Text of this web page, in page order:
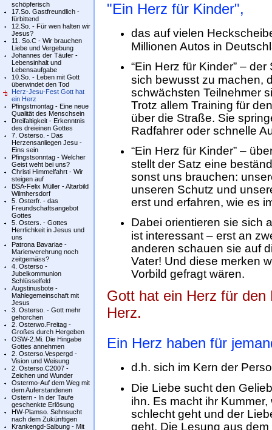
schöpferisch
17.So. Gastfreundlich -
fürbittend
12.So. - Für wen halten wir
Jesus?
11. So.C - Wir brauchen
Liebe und Vergebung
Johannes der Täufer -
Lebensinhalt und
Lebensaufgabe
10.So. - Leben mit Gott
überwindet den Tod
Herz-Jesu-Fest Gott hat
ein Herz
Pfingstmontag - Eine neue
Qualität des Menschsein
Dreifaltigkeit - Erkenntnis
des dreieinen Gottes
7. Osterso. - Das
Herzensanliegen Jesu -
Eins sein
Pfingstsonntag - Welcher
Geist weht bei uns?
Christi Himmelfahrt - Wir
steigen auf
BSA-Felix Müller - Altarbild
Wilmhersdorf
5. Osterfr. - das
Freundschaftsangebot
Gottes
5. Osters. - Gottes
Herrlichkeit in Jesus und
uns
Patrona Bavariae -
Marienverehrung noch
zeitgemäss?
4. Osterso -
Jubelkommunion
Schlüsselfeld
Augstinusbote -
Mahlegemeinschaft mit
Jesus
3. Osterso. - Gott mehr
gehorchen
2. Osterwo.Freitag -
Großes durch Hergeben
OSW-2.Mi. Die Hingabe
Gottes annehmen
2. Osterso.Vespergd -
Vision und Weisung
2. Osterso.C2007 -
Zeichen und Wunder
Ostermo-Auf dem Weg mit
dem Auferstandenen
Ostern - In der Taufe
geschenkte Erlösung
HW-Plamso. Sehnsucht
nach dem Zukünftigen
Krankengd-Salbung - Mit
"Ein Herz für Kinder",
das auf vielen
Millionen Autos in
“Ein Herz für Kinder” –
sich bewusst zu machen,
schwächsten Teilnehmer
Trotz allem Training für
über die Straße. Sie
Radfahrer oder schnelle
“Ein Herz für Kinder” –
stellt der Satz eine
sonst uns brauchen:
unseren Schutz und
erst und erfahren, wie es
Dabei orientieren sie sich
ist interessant – erst an
anderen schauen sie auf
Vater! Und diese merken
Vorbild gefragt wären.
Gott hat ein Herz für
Herz.
Ein Herz haben für
d.h. sich im Kern der
Die Liebe sucht den
ihn. Es macht ihr
schlecht geht und der
geht. Die Lesung aus